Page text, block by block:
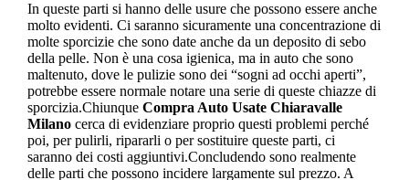
In queste parti si hanno delle usure che possono essere anche
molto evidenti. Ci saranno sicuramente una concentrazione di
molte sporcizie che sono date anche da un deposito di sebo
della pelle. Non è una cosa igienica, ma in auto che sono
maltenuto, dove le pulizie sono dei “sogni ad occhi aperti”,
potrebbe essere normale notare una serie di queste chiazze di
sporcizia.Chiunque Compra Auto Usate Chiaravalle
Milanocerca di evidenziare proprio questi problemi perché
poi, per pulirli, ripararli o per sostituire queste parti, ci
saranno dei costi aggiuntivi.Concludendo sono realmente
delle parti che possono incidere largamente sul prezzo. A